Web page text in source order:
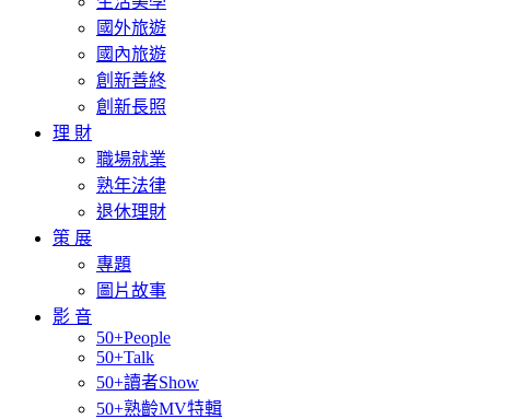
國外旅遊
國內旅遊
創新善終
創新長照
理 財
職場就業
熟年法律
退休理財
策 展
專題
圖片故事
影 音
50+People
50+Talk
50+讀者Show
50+熟齡MV特輯